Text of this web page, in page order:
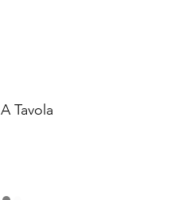
A Tavola